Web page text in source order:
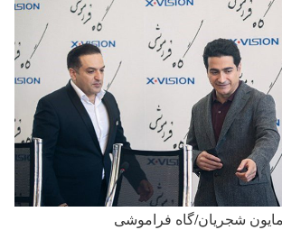
شجریان/گاه فراموشی